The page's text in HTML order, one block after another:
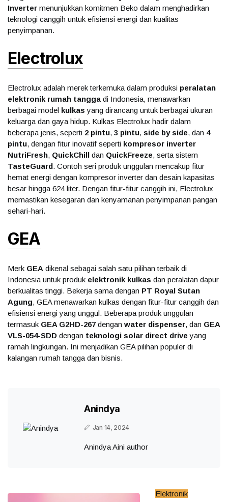
Inverter menunjukkan komitmen Beko dalam menghadirkan
teknologi canggih untuk efisiensi energi dan kualitas
penyimpanan.
Electrolux
Electrolux adalah merek terkemuka dalam produksi peralatan
elektronik rumah tangga di Indonesia, menawarkan
berbagai model kulkas yang dirancang untuk berbagai ukuran
keluarga dan gaya hidup. Kulkas Electrolux hadir dalam
beberapa jenis, seperti 2 pintu, 3 pintu, side by side, dan 4
pintu, dengan fitur inovatif seperti kompresor inverter
NutriFresh, QuickChill dan QuickFreeze, serta sistem
TasteGuard. Contoh seri produk unggulan mencakup fitur
hemat energi dengan kompresor inverter dan desain kapasitas
besar hingga 624 liter. Dengan fitur-fitur canggih ini, Electrolux
memastikan kesegaran dan kenyamanan penyimpanan pangan
sehari-hari.
GEA
Merk GEA dikenal sebagai salah satu pilihan terbaik di
Indonesia untuk produk elektronik kulkas dan peralatan dapur
berkualitas tinggi. Bekerja sama dengan PT Royal Sutan
Agung, GEA menawarkan kulkas dengan fitur-fitur canggih dan
efisiensi energi yang unggul. Beberapa produk unggulan
termasuk GEA G2HD-267 dengan water dispenser, dan GEA
VLS-054-SDD dengan teknologi solar direct drive yang
ramah lingkungan. Ini menjadikan GEA pilihan populer di
kalangan rumah tangga dan bisnis.
Anindya
Jan 14, 2024
Anindya Aini author
Elektronik